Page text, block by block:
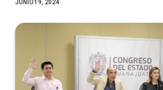
JUNIO 19, 2024